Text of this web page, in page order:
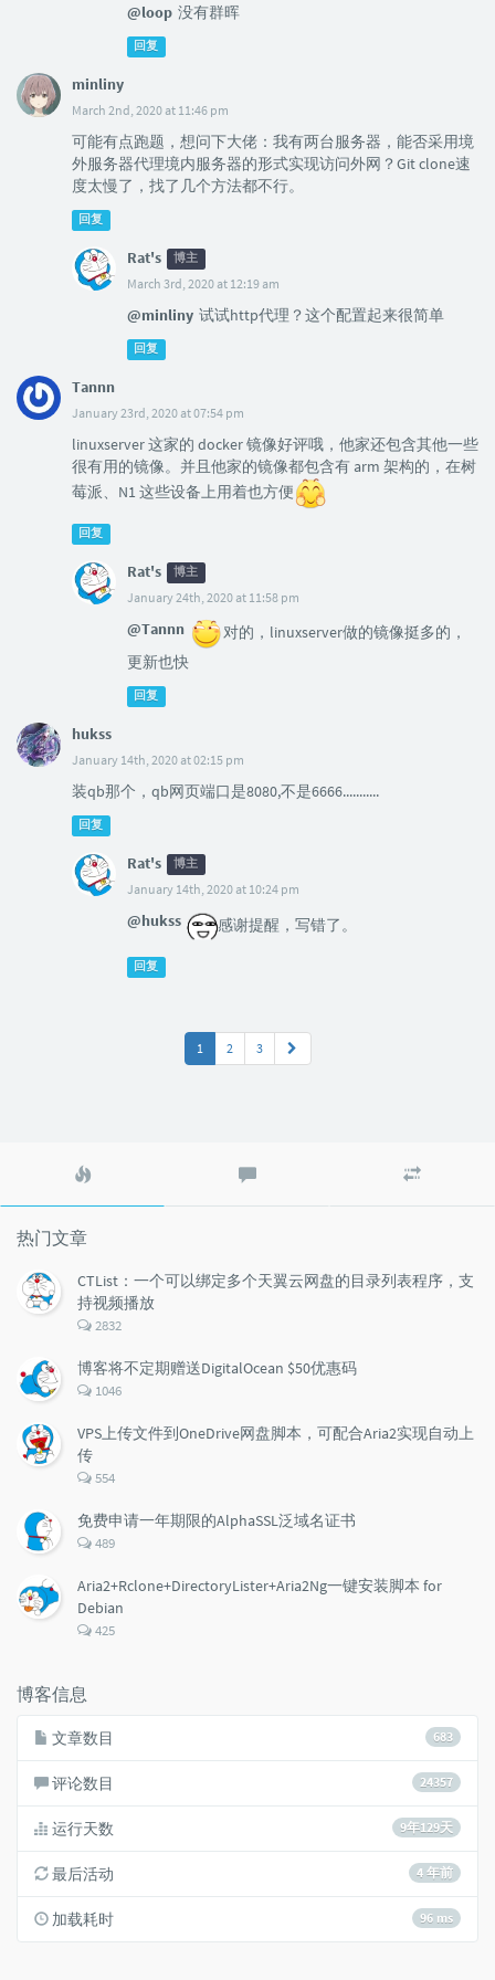
@loop 没有群晖
回复
minliny
March 2nd, 2020 at 11:46 pm
可能有点跑题，想问下大佬：我有两台服务器，能否采用境
外服务器代理境内服务器的形式实现访问外网？Git clone速
度太慢了，找了几个方法都不行。
回复
Rat's 博主
March 3rd, 2020 at 12:19 am
@minliny 试试http代理？这个配置起来很简单
回复
Tannn
January 23rd, 2020 at 07:54 pm
linuxserver 这家的 docker 镜像好评哦，他家还包含其他一些
很有用的镜像。并且他家的镜像都包含有 arm 架构的，在树
莓派、N1 这些设备上用着也方便
回复
Rat's 博主
January 24th, 2020 at 11:58 pm
@Tannn
对的，linuxserver做的镜像挺多的，
更新也快
回复
hukss
January 14th, 2020 at 02:15 pm
装qb那个，qb网页端口是8080,不是6666...........
回复
Rat's 博主
January 14th, 2020 at 10:24 pm
@hukss 感谢提醒，写错了。
回复
1 2 3
文
评
文
热门文章
CTList：一个可以绑定多个天翼云网盘的目录列表程序，支
持视频播放
评
数：
2832
博客将不定期赠送DigitalOcean $50优惠码
评
数：
1046
VPS上传文件到OneDrive网盘脚本，可配合Aria2实现自动上
传
评
数：
554
免费申请一年期限的AlphaSSL泛域名证书
评
数：
489
Aria2+Rclone+DirectoryLister+Aria2Ng一键安装脚本 for
Debian
评
425
博客信息
683
文章数目
24357
评论数目
9年129天
运行天数
4 年前
最后活动
96 ms
加载耗时